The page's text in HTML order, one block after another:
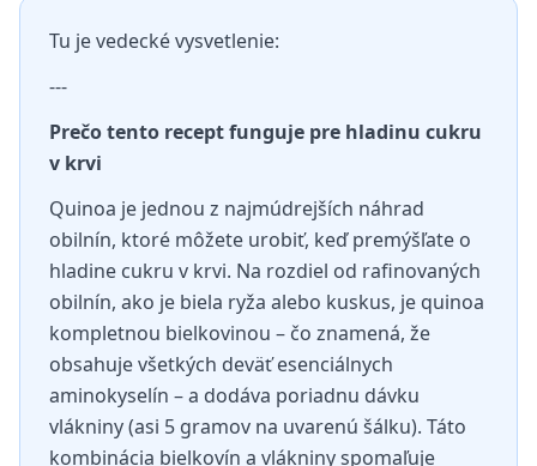
Tu je vedecké vysvetlenie:
---
Prečo tento recept funguje pre hladinu cukru
v krvi
Quinoa je jednou z najmúdrejších náhrad
obilnín, ktoré môžete urobiť, keď premýšľate o
hladine cukru v krvi. Na rozdiel od rafinovaných
obilnín, ako je biela ryža alebo kuskus, je quinoa
kompletnou bielkovinou – čo znamená, že
obsahuje všetkých deväť esenciálnych
aminokyselín – a dodáva poriadnu dávku
vlákniny (asi 5 gramov na uvarenú šálku). Táto
kombinácia bielkovín a vlákniny spomaľuje